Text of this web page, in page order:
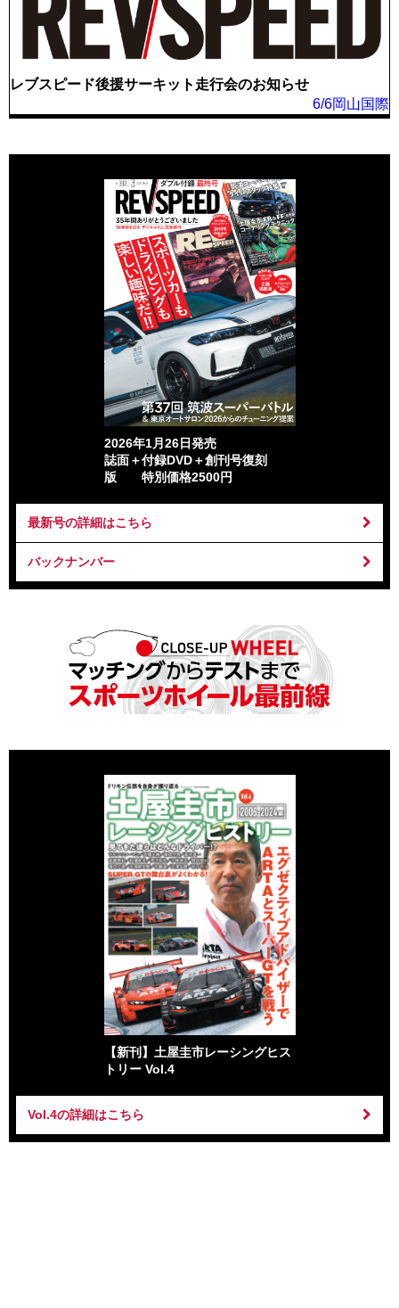
レブスピード後援サーキット走行会のお知らせ
6/6岡山国際
2026年1月26日発売
誌面＋付録DVD＋創刊号復刻
版 特別価格2500円
最新号の詳細はこちら
バックナンバー
【新刊】土屋圭市レーシングヒス
トリー Vol.4
Vol.4の詳細はこちら